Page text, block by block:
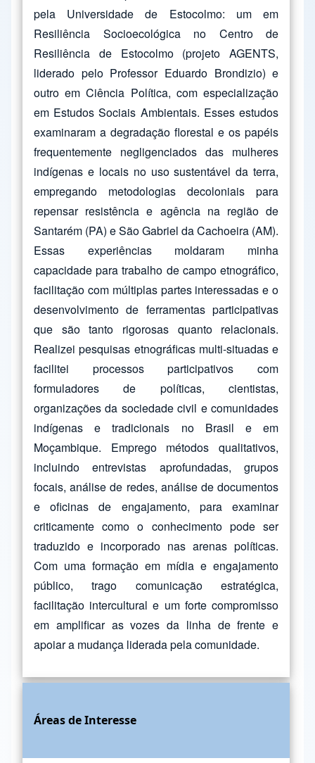
pela Universidade de Estocolmo: um em
Resiliência Socioecológica no Centro de
Resiliência de Estocolmo (projeto AGENTS,
liderado pelo Professor Eduardo Brondizio) e
outro em Ciência Política, com especialização
em Estudos Sociais Ambientais. Esses estudos
examinaram a degradação florestal e os papéis
frequentemente negligenciados das mulheres
indígenas e locais no uso sustentável da terra,
empregando metodologias decoloniais para
repensar resistência e agência na região de
Santarém (PA) e São Gabriel da Cachoeira (AM).
Essas experiências moldaram minha
capacidade para trabalho de campo etnográfico,
facilitação com múltiplas partes interessadas e o
desenvolvimento de ferramentas participativas
que são tanto rigorosas quanto relacionais.
Realizei pesquisas etnográficas multi-situadas e
facilitei processos participativos com
formuladores de políticas, cientistas,
organizações da sociedade civil e comunidades
indígenas e tradicionais no Brasil e em
Moçambique. Emprego métodos qualitativos,
incluindo entrevistas aprofundadas, grupos
focais, análise de redes, análise de documentos
e oficinas de engajamento, para examinar
criticamente como o conhecimento pode ser
traduzido e incorporado nas arenas políticas.
Com uma formação em mídia e engajamento
público, trago comunicação estratégica,
facilitação intercultural e um forte compromisso
em amplificar as vozes da linha de frente e
apoiar a mudança liderada pela comunidade.
Áreas de Interesse